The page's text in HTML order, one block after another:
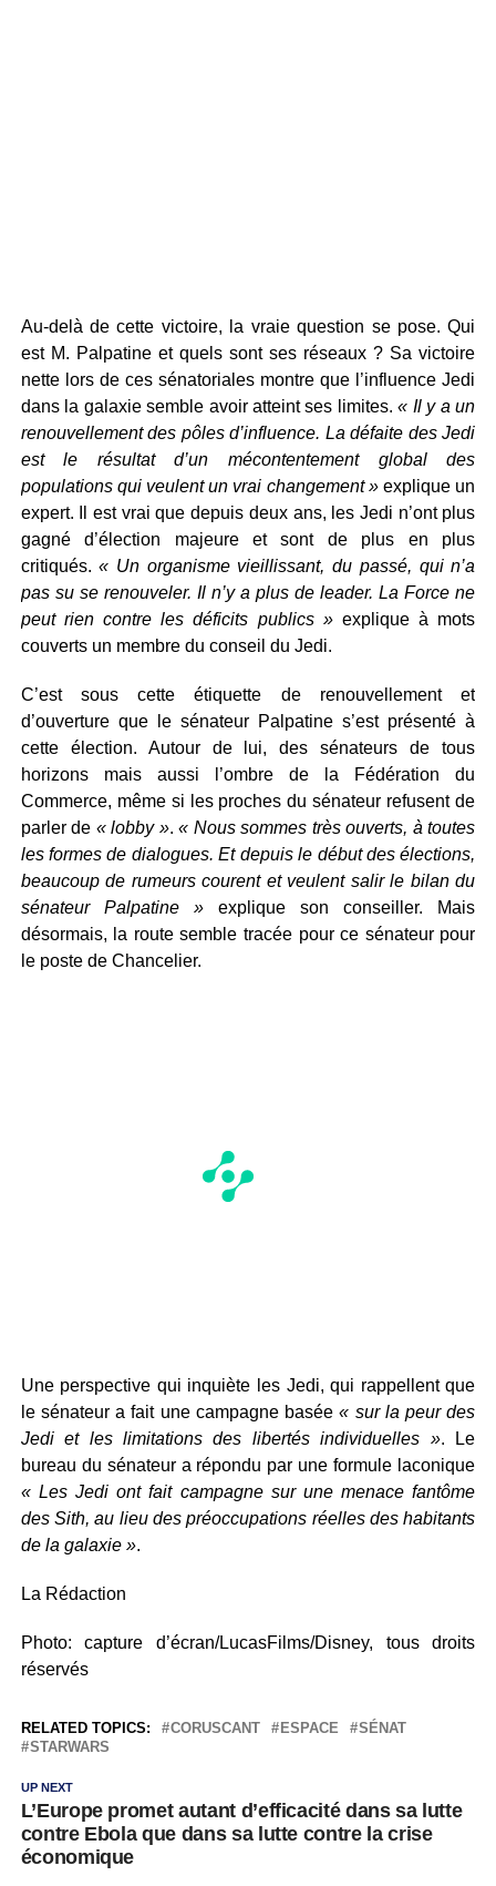
Au-delà de cette victoire, la vraie question se pose. Qui
est M. Palpatine et quels sont ses réseaux ? Sa victoire
nette lors de ces sénatoriales montre que l’influence Jedi
dans la galaxie semble avoir atteint ses limites. « Il y a un
renouvellement des pôles d’influence. La défaite des Jedi
est le résultat d’un mécontentement global des
populations qui veulent un vrai changement »explique un
expert. Il est vrai que depuis deux ans, les Jedi n’ont plus
gagné d’élection majeure et sont de plus en plus
critiqués.« Un organisme vieillissant, du passé, qui n’a
pas su se renouveler. Il n’y a plus de leader. La Force ne
peut rien contre les déficits publics »explique à mots
couverts un membre du conseil du Jedi.
C’est sous cette étiquette de renouvellement et
d’ouverture que le sénateur Palpatine s’est présenté à
cette élection. Autour de lui, des sénateurs de tous
horizons mais aussi l’ombre de la Fédération du
Commerce, même si les proches du sénateur refusent de
parler de « lobby ».« Nous sommes très ouverts, à toutes
les formes de dialogues. Et depuis le début des élections,
beaucoup de rumeurs courent et veulent salir le bilan du
sénateur Palpatine »explique son conseiller. Mais
désormais, la route semble tracée pour ce sénateur pour
le poste de Chancelier.
Une perspective qui inquiète les Jedi, qui rappellent que
le sénateur a fait une campagne basée« sur la peur des
Jedi et les limitations des libertés individuelles ». Le
bureau du sénateur a répondu par une formule laconique
« Les Jedi ont fait campagne sur une menace fantôme
des Sith, au lieu des préoccupations réelles des habitants
de la galaxie ».
La Rédaction
Photo: capture d’écran/LucasFilms/Disney, tous droits
réservés
RELATED TOPICS: CORUSCANT ESPACE
SÉNAT
STARWARS
UP NEXT
L’Europe promet autant d’efficacité dans sa lutte
contre Ebola que dans sa lutte contre la crise
économique